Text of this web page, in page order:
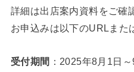
詳細は出店案内資料をご確
お申込みは以下のURLまた
受付期間 ：2025年8月1日